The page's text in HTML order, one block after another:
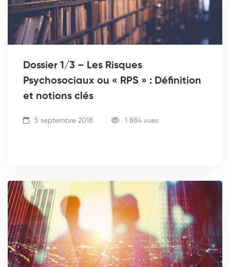
Dossier 1/3 – Les Risques
Psychosociaux ou « RPS » : Définition
et notions clés
5 septembre 2018 1 884 vues